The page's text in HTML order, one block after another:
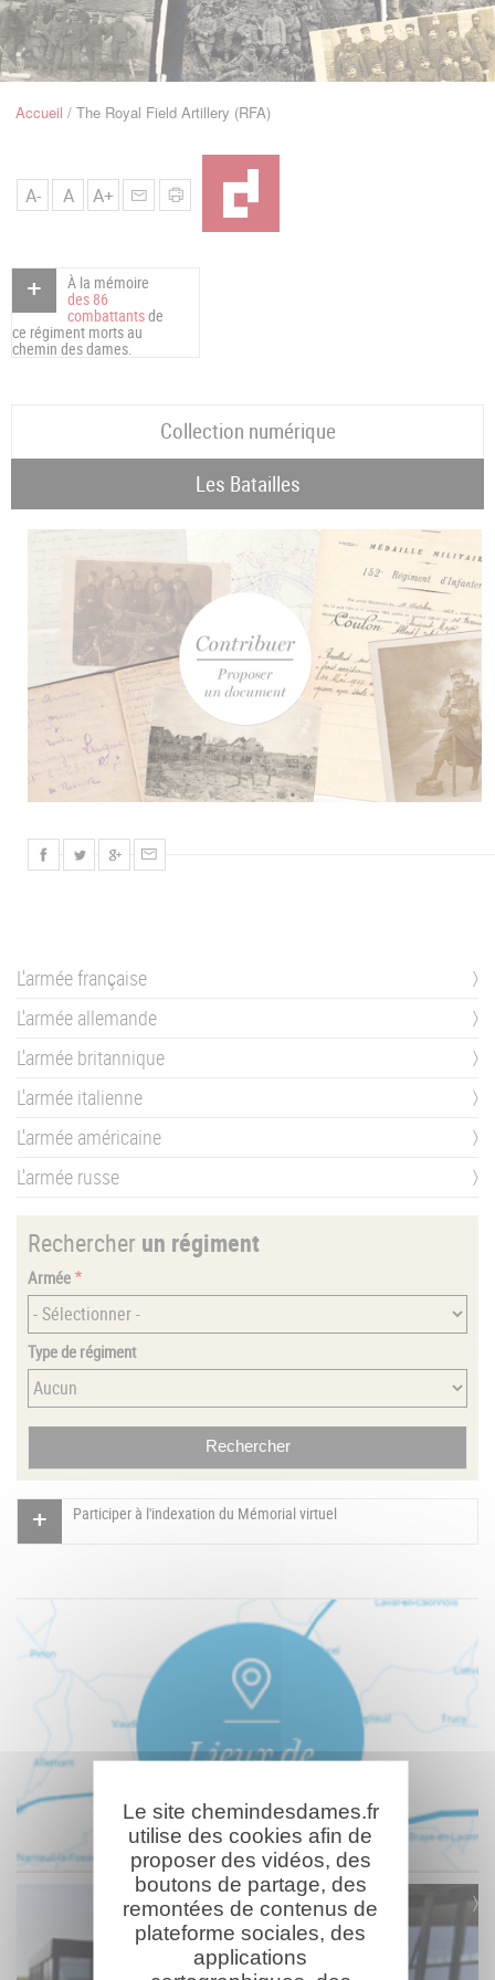
Navigation
FilAccueil The Royal Field Artillery (RFA)
A- A A+
À la mémoire
des 86
combattantsde
ce régiment morts au
chemin des dames.
Collection numérique
Les Batailles
L'armée française
L'armée allemande
L'armée britannique
L'armée italienne
L'armée américaine
L'armée russe
Rechercher un régiment
Armée
Type de régiment
Participer à l'indexation du Mémorial virtuel
Le site chemindesdames.fr
utilise des cookies afin de
proposer des vidéos, des
boutons de partage, des
remontées de contenus de
plateforme sociales, des
applications